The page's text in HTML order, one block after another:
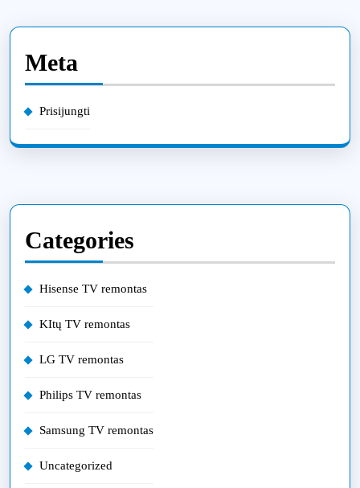
Meta
Prisijungti
Categories
Hisense TV remontas
KItų TV remontas
LG TV remontas
Philips TV remontas
Samsung TV remontas
Uncategorized